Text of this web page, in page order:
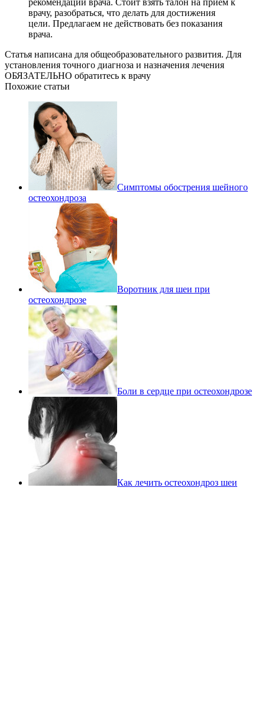
врачу, разобраться, что делать для достижения
цели. Предлагаем не действовать без показания
врача.
Статья написана для общеобразовательного развития. Для
установления точного диагноза и назначения лечения
ОБЯЗАТЕЛЬНО обратитесь к врачу
Похожие статьи
Симптомы обострения шейного
остеохондроза
Воротник для шеи при
остеохондрозе
Боли в сердце при остеохондрозе
Как лечить остеохондроз шеи